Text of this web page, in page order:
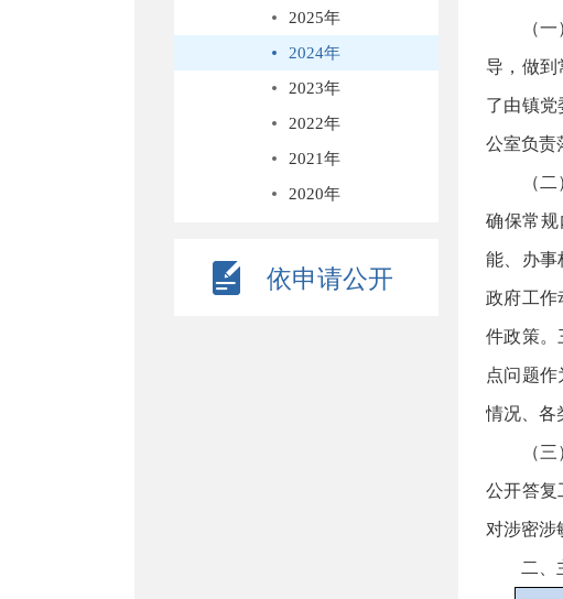
2025年
2024年
2023年
2022年
2021年
2020年
依申请公开
（一）
导，做到
了由镇
公室负责
（二）
确保常
能、办事
政府工作
件政策。
点问题
情况、各
（三）
公开答复
对涉密涉
二、主